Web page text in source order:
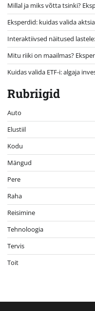
Millal ja miks võtta tsinki?
Eksperdid: kuidas valida
Interaktiivsed näitused
Mitu riiki on maailmas?
Kuidas valida ETF-i: algaja
Rubriigid
Auto
Elustiil
Kodu
Mängud
Pere
Raha
Reisimine
Tehnoloogia
Tervis
Toit